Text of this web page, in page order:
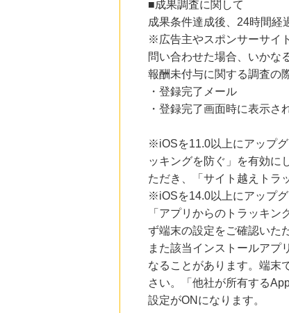
■成果調査に関して
成果条件達成後、24時間経
※広告主やスポンサーサイ
問い合わせた場合、いかな
報酬未付与に関する調査の
・登録完了メール
・登録完了画面時に表示さ
※iOSを11.0以上にアップ
ッキングを防ぐ」を有効に
ただき、「サイト越えトラ
※iOSを14.0以上にアップ
「アプリからのトラッキ
ず端末の設定をご確認いた
また該当インストールアプ
なることがあります。端末
さい。「他社が所有する
設定がONになります。